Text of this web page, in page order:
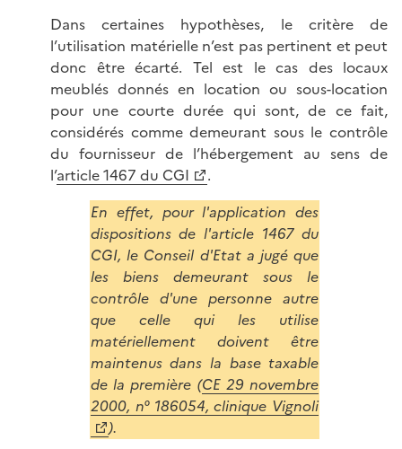
Dans certaines hypothèses, le critère de
l’utilisation matérielle n’est pas pertinent et peut
donc être écarté. Tel est le cas des locaux
meublés donnés en location ou sous-location
pour une courte durée qui sont, de ce fait,
considérés comme demeurant sous le contrôle
du fournisseur de l’hébergement au sens de
l’article 1467 du CGI
.
En effet, pour l'application des
dispositions de l'article 1467 du
CGI, le Conseil d'Etat a jugé que
les biens demeurant sous le
contrôle d'une personne autre
que celle qui les utilise
matériellement doivent être
maintenus dans la base taxable
de la première (CE 29 novembre
2000, n° 186054, clinique Vignoli
).